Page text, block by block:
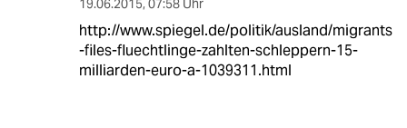
19.06.2015, 07:58 Uhr
http://www.spiegel.de/politik/ausland/migrants
-files-fluechtlinge-zahlten-schleppern-15-
milliarden-euro-a-1039311.html